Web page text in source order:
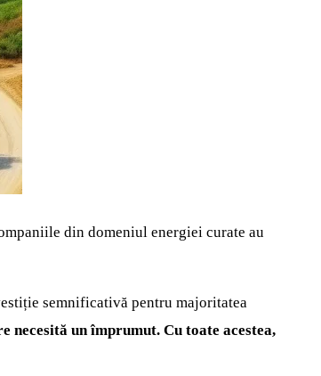
din domeniul energiei curate au
semnificativă pentru majoritatea
necesită un împrumut. Cu toate acestea,